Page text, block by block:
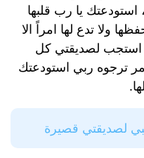
يا رب قلبها
ولا تدع لها امراً الا
استجب لصديقتي كل
ترجوه ربي استودعتك
لصديقتي قصيرة